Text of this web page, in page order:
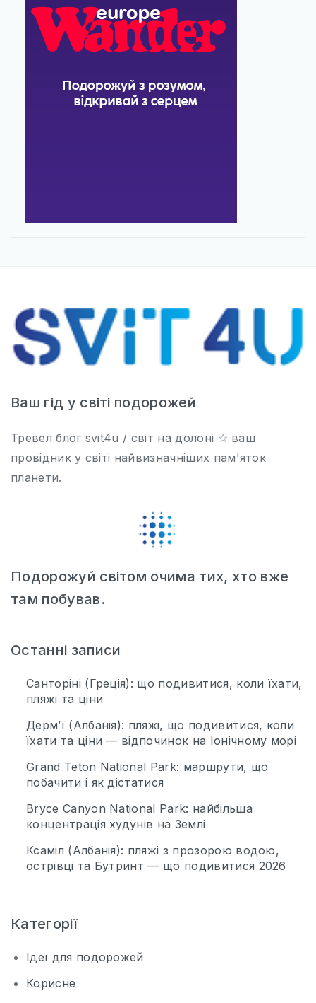
Ваш гід у світі подорожей
Тревел блог svit4u / світ на долоні ☆ ваш
провідник у світі найвизначніших пам'яток
планети.
Подорожуй світом очима тих, хто вже
там побував.
Останні записи
Санторіні (Греція): що подивитися, коли їхати,
пляжі та ціни
Дерм’ї (Албанія): пляжі, що подивитися, коли
їхати та ціни — відпочинок на Іонічному морі
Grand Teton National Park: маршрути, що
побачити і як дістатися
Bryce Canyon National Park: найбільша
концентрація худунів на Землі
Ксаміл (Албанія): пляжі з прозорою водою,
острівці та Бутринт — що подивитися 2026
Категорії
Ідеї для подорожей
Корисне